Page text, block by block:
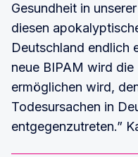
Gesundheit in
diesen
Deutschland endlich
neue BIPAM wird die
ermöglichen wird,
Todesursachen in
entgegenzutreten.”